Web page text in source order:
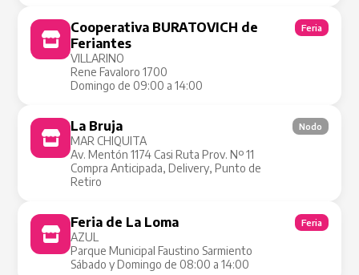
Cooperativa BURATOVICH de
Feriantes
VILLARINO
Rene Favaloro 1700
Domingo de 09:00 a 14:00
Feria
La Bruja
MAR CHIQUITA
Av. Mentón 1174 Casi Ruta Prov. Nº 11
Compra Anticipada, Delivery, Punto de
Retiro
Nodo
Feria de La Loma
AZUL
Parque Municipal Faustino Sarmiento
Sábado y Domingo de 08:00 a 14:00
Feria